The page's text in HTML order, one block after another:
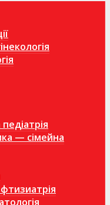
— сімейна